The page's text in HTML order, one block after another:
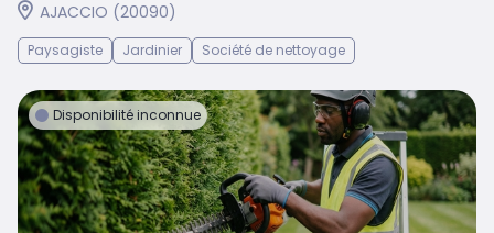
AJACCIO (20090)
Paysagiste Jardinier Société de nettoyage
Disponibilité inconnue